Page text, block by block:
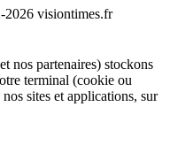
2026 visiontimes.fr
nos partenaires) stockons
terminal (cookie ou
sites et applications, sur